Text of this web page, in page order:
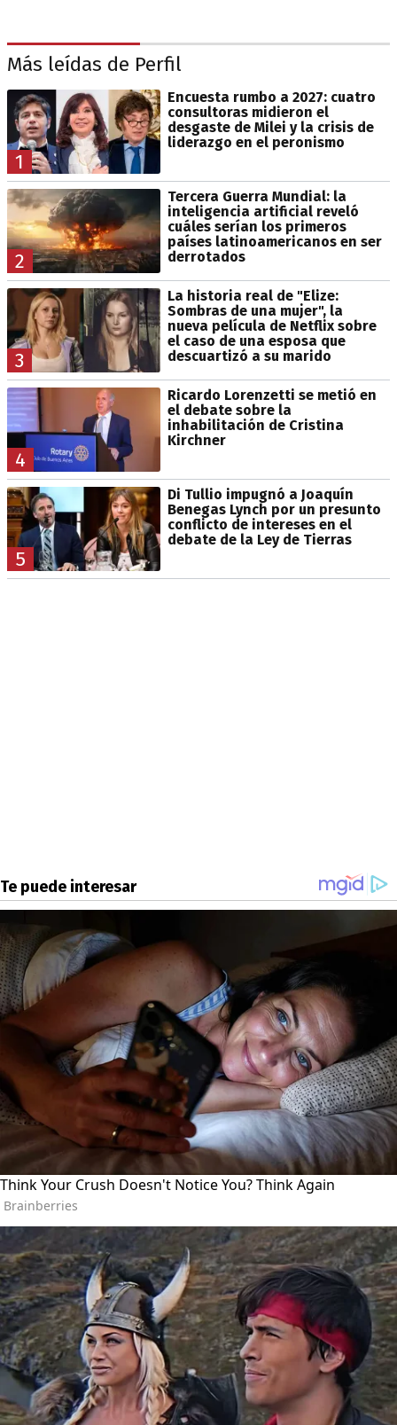
Más leídas de Perfil
1
Encuesta rumbo a 2027: cuatro
consultoras midieron el
desgaste de Milei y la crisis de
liderazgo en el peronismo
2
Tercera Guerra Mundial: la
inteligencia artificial reveló
cuáles serían los primeros
países latinoamericanos en ser
derrotados
3
La historia real de "Elize:
Sombras de una mujer", la
nueva película de Netflix sobre
el caso de una esposa que
descuartizó a su marido
4
Ricardo Lorenzetti se metió en
el debate sobre la
inhabilitación de Cristina
Kirchner
5
Di Tullio impugnó a Joaquín
Benegas Lynch por un presunto
conflicto de intereses en el
debate de la Ley de Tierras